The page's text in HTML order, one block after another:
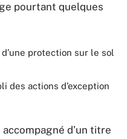
pourtant quelques
protection sur le sol
des actions d’exception
d’un titre